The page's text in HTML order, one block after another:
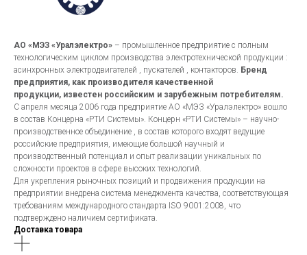
АО «МЭЗ «Уралэлектро» – промышленное предприятие с полным
технологическим циклом производства электротехнической продукции :
асинхронных электродвигателей , пускателей , контакторов. Бренд
предприятия, как производителя качественной
продукции, известен российским и зарубежным потребителям.
С апреля месяца 2006 года предприятие АО «МЭЗ «Уралэлектро» вошло
в состав Концерна «РТИ Системы». Концерн «РТИ Системы» – научно-
производственное объединение , в состав которого входят ведущие
российские предприятия, имеющие большой научный и
производственный потенциал и опыт реализации уникальных по
сложности проектов в сфере высоких технологий.
Для укрепления рыночных позиций и продвижения продукции на
предприятии внедрена система менеджмента качества, соответствующая
требованиям международного стандарта ISO 9001:2008, что
подтверждено наличием сертификата.
Доставка товара